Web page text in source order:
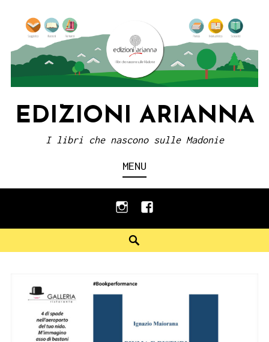
content
EDIZIONI ARIANNA
I libri che nascono sulle Madonie
MENU
instagramfacebook